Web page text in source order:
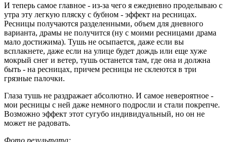
И теперь самое главное - из-за чего я ежедневно проделываю с
утра эту легкую пляску с бубном - эффект на ресницах.
Ресницы получаются разделенными, объем для дневного
варианта, драмы не получится (ну с моими ресницами драма
мало достижима). Тушь не осыпается, даже если вы
всплакнете, даже если на улице будет дождь или еще хуже
мокрый снег и ветер, тушь останется там, где она и должна
быть - на ресницах, причем ресницы не склеются в три
грязные палочки.
Глаза тушь не раздражает абсолютно. И самое невероятное -
мои ресницы с ней даже немного подросли и стали покрепче.
Возможно эффект этот сугубо индивидуальный, но он не
может не радовать.
Фото результата: